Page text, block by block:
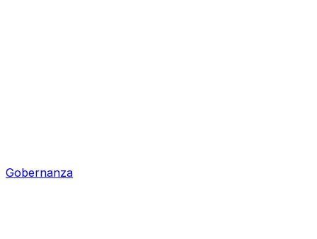
Gobernanza